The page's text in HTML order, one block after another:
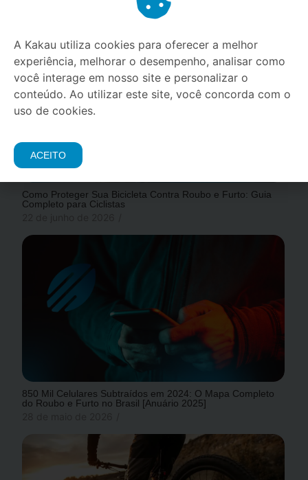
Como Proteger Sua Bicicleta Contra Roubo e Furto: Guia
Completo para Ciclistas
850 Mil Celulares Subtraídos em 2024: O Mapa Completo
do Roubo e Furto no Brasil [Anuário 2025]
A Kakau utiliza cookies para oferecer a melhor
experiência, melhorar o desempenho, analisar como
você interage em nosso site e personalizar o
conteúdo. Ao utilizar este site, você concorda com o
uso de cookies.
ACEITO